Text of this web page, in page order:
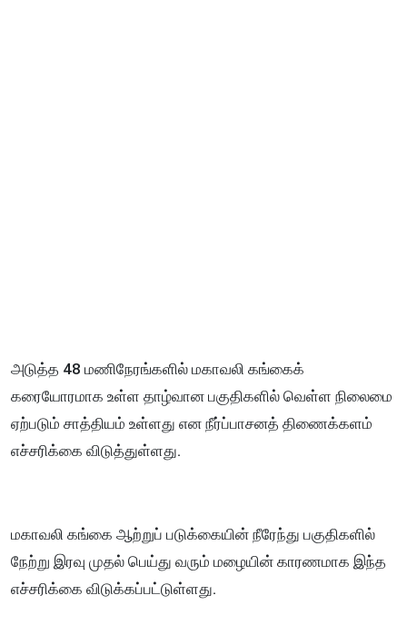
அடுத்த 48 மணிநேரங்களில் மகாவலி கங்கைக்
கரையோரமாக உள்ள தாழ்வான பகுதிகளில் வெள்ள நிலைமை
ஏற்படும் சாத்தியம் உள்ளது என நீர்ப்பாசனத் திணைக்களம்
எச்சரிக்கை விடுத்துள்ளது.
மகாவலி கங்கை ஆற்றுப் படுக்கையின் நீரேந்து பகுதிகளில்
நேற்று இரவு முதல் பெய்து வரும் மழையின் காரணமாக இந்த
எச்சரிக்கை விடுக்கப்பட்டுள்ளது.